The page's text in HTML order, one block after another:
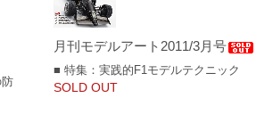
月刊モデルアート2011/3月号
■ 特集：実践的F1モデルテクニック
SOLD OUT